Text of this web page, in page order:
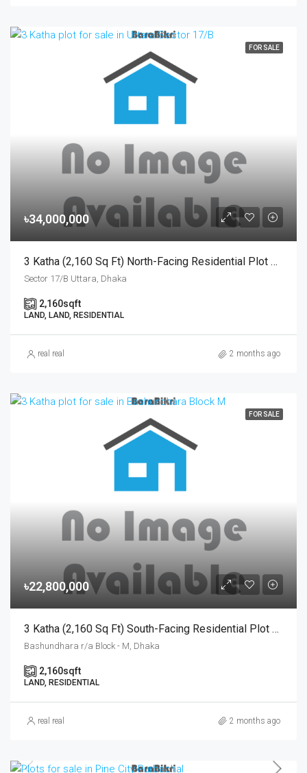
FOR SALE
৳34,000,000
3 Katha (2,160 Sq Ft) North-Facing Residential Plot For Sale At Sector-17/B, Uttara | উত্তরা ১৭/বি সেক্টরে মেট্রোরেল স্টেশনের কাছে ৩ কাঠার উত্তরমুখী আবাসিক প্লট বিক্রয়
Sector 17/B Uttara, Dhaka
2,160sqft
LAND, LAND, RESIDENTIAL
real real 2 months ago
FOR SALE
৳22,800,000
3 Katha (2,160 Sq Ft) South-Facing Residential Plot For Sale At Block-M, Bashundhara R/A | বসুন্ধরা আবাসিক এলাকার এম-ব্লকে ৩ কাঠার রেডি দক্ষিণমুখী প্লট বিক্রয়
Bashundhara r/a Block - M, Dhaka
2,160sqft
LAND, RESIDENTIAL
real real 2 months ago